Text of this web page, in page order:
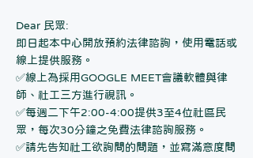
Dear 民眾:
即日起本中心開放預約法律諮詢，使用電話或
線上提供服務。
✅線上為採用GOOGLE MEET會議軟體與律
師、社工三方進行視訊。
✅每週二下午2:00-4:00提供3至4位社區民
眾，每次30分鐘之免費法律諮詢服務。
✅請先告知社工欲詢問的問題，並寫滿意度問